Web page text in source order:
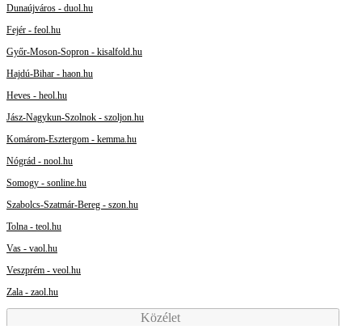
Dunaújváros - duol.hu
Fejér - feol.hu
Győr-Moson-Sopron - kisalfold.hu
Hajdú-Bihar - haon.hu
Heves - heol.hu
Jász-Nagykun-Szolnok - szoljon.hu
Komárom-Esztergom - kemma.hu
Nógrád - nool.hu
Somogy - sonline.hu
Szabolcs-Szatmár-Bereg - szon.hu
Tolna - teol.hu
Vas - vaol.hu
Veszprém - veol.hu
Zala - zaol.hu
Közélet